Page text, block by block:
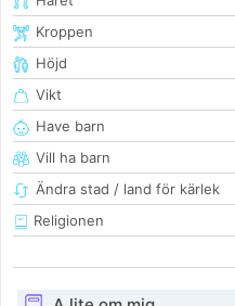
Kroppen
Höjd
Vikt
Have barn
Vill ha barn
Ändra stad / land för kärlek
Religionen